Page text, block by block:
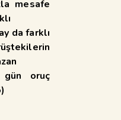
mesafe
da farklı
gün oruç